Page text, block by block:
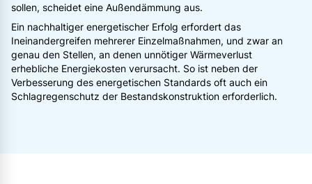
sollen, scheidet eine Außendämmung aus.
Ein nachhaltiger energetischer Erfolg erfordert das
Ineinandergreifen mehrerer Einzelmaßnahmen, und zwar an
genau den Stellen, an denen unnötiger Wärmeverlust
erhebliche Energiekosten verursacht. So ist neben der
Verbesserung des energetischen Standards oft auch ein
Schlagregenschutz der Bestandskonstruktion erforderlich.